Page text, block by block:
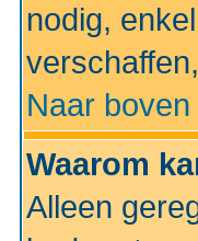
nodig,
Naar boven
Waarom
Alleen